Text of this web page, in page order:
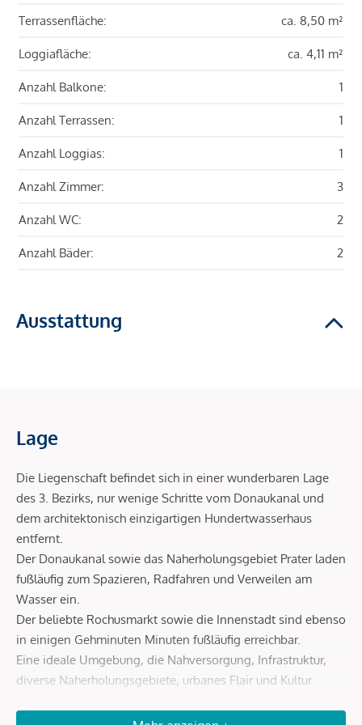
Terrassenfläche: ca. 8,50 m²
Loggiafläche: ca. 4,11 m²
Anzahl Balkone: 1
Anzahl Terrassen: 1
Anzahl Loggias: 1
Anzahl Zimmer: 3
Anzahl WC: 2
Anzahl Bäder: 2
Ausstattung
Lage
Die Liegenschaft befindet sich in einer wunderbaren Lage
des 3. Bezirks, nur wenige Schritte vom Donaukanal und
dem architektonisch einzigartigen Hundertwasserhaus
entfernt.
Der Donaukanal sowie das Naherholungsgebiet Prater laden
fußläufig zum Spazieren, Radfahren und Verweilen am
Wasser ein.
Der beliebte Rochusmarkt sowie die Innenstadt sind ebenso
in einigen Gehminuten Minuten fußläufig erreichbar.
Eine ideale Umgebung, die Nahversorgung, Infrastruktur,
diverse Naherholungsgebiete, urbanes Flair und Kultur